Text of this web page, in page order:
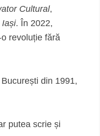
Cultural,
Iași. În 2022,
revoluție fără
din 1991,
putea scrie și